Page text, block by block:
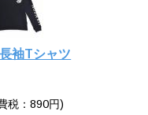
袖Tシャツ
税：890円)